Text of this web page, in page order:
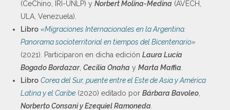
(CeChino, IRI-UNLP) y Norbert Molina-Medina (AVECH,
ULA, Venezuela).
Libro «Migraciones Internacionales en la Argentina.
Panorama socioterritorial en tiempos del Bicentenario»
(2021). Participaron en dicha edición Laura Lucía
Bogado Bordazar, Cecilia Onaha y Marta Maffia.
Libro Corea del Sur, puente entre el Este de Asia y América
Latina y el Caribe (2020) editado por Bárbara Bavoleo,
Norberto Consani yEzequiel Ramoneda.